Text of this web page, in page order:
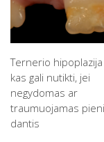
Ternerio
kas gali nutikti, jei
negydomas ar
traumuojamas
dantis